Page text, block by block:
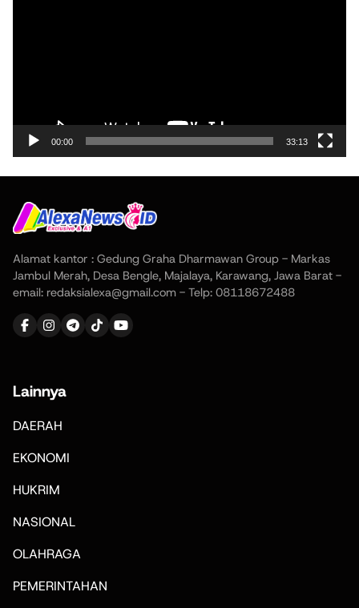
00:00 33:13
Alamat kantor : Gedung Graha Dharmawan Group - Markas
Jambul Merah, Desa Bengle, Majalaya, Karawang, Jawa Barat -
email: redaksialexa@gmail.com - Telp: 08118672488
Lainnya
DAERAH
EKONOMI
HUKRIM
NASIONAL
OLAHRAGA
PEMERINTAHAN